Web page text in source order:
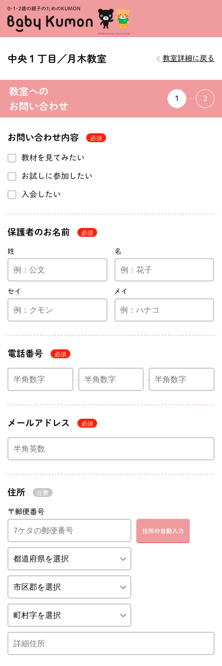
0・1・ 2歳の親子のためのKUMON
中央１丁目／月木教室 教室詳細に戻る
教室への
お問い合わせ
1 2
お問い合わせ内容
教材を見てみたい
お試しに参加したい
入会したい
保護者のお名前
姓 名
セイ メイ
電話番号
メールアドレス
住所
〒郵便番号
住所の自動入力